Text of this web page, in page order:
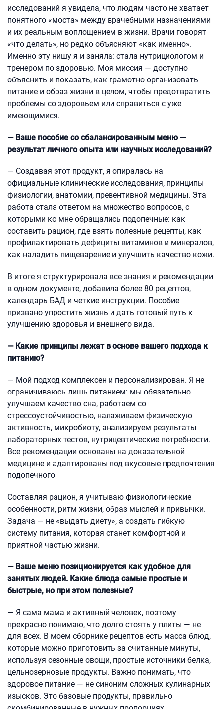
исследований я увидела, что людям часто не хватает
понятного «моста» между врачебными назначениями
и их реальным воплощением в жизни. Врачи говорят
«что делать», но редко объясняют «как именно».
Именно эту нишу я и заняла: стала нутрициологом и
тренером по здоровью. Моя миссия — доступно
объяснить и показать, как грамотно организовать
питание и образ жизни в целом, чтобы предотвратить
проблемы со здоровьем или справиться с уже
имеющимися.
— Ваше пособие со сбалансированным меню —
результат личного опыта или научных исследований?
— Создавая этот продукт, я опиралась на
официальные клинические исследования, принципы
физиологии, анатомии, превентивной медицины. Эта
работа стала ответом на множество вопросов, с
которыми ко мне обращались подопечные: как
составить рацион, где взять полезные рецепты, как
профилактировать дефициты витаминов и минералов,
как наладить пищеварение и улучшить качество кожи.
В итоге я структурировала все знания и рекомендации
в одном документе, добавила более 80 рецептов,
календарь БАД и четкие инструкции. Пособие
призвано упростить жизнь и дать готовый путь к
улучшению здоровья и внешнего вида.
— Какие принципы лежат в основе вашего подхода к
питанию?
— Мой подход комплексен и персонализирован. Я не
ограничиваюсь лишь питанием: мы обязательно
улучшаем качество сна, работаем со
стрессоустойчивостью, налаживаем физическую
активность, микробиоту, анализируем результаты
лабораторных тестов, нутрицевтические потребности.
Все рекомендации основаны на доказательной
медицине и адаптированы под вкусовые предпочтения
подопечного.
Составляя рацион, я учитываю физиологические
особенности, ритм жизни, образ мыслей и привычки.
Задача — не «выдать диету», а создать гибкую
систему питания, которая станет комфортной и
приятной частью жизни.
— Ваше меню позиционируется как удобное для
занятых людей. Какие блюда самые простые и
быстрые, но при этом полезные?
— Я сама мама и активный человек, поэтому
прекрасно понимаю, что долго стоять у плиты — не
для всех. В моем сборнике рецептов есть масса блюд,
которые можно приготовить за считанные минуты,
используя сезонные овощи, простые источники белка,
цельнозерновые продукты. Важно понимать, что
здоровое питание — не синоним сложных кулинарных
изысков. Это базовые продукты, правильно